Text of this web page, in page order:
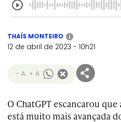
THAÍS MONTEIRO i
12 de abril de 2023 - 10h21
- A + A
O ChatGPT escancarou que
está muito mais avançada